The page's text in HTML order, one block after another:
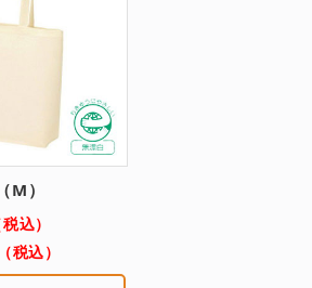
M）
込）
税込）